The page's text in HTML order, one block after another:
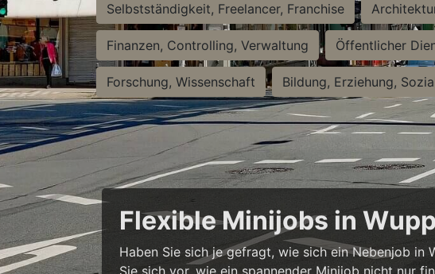
Selbstständigkeit, Freelancer, Franchise
Finanzen, Controlling, Verwaltung Öffentlicher
Forschung, Wissenschaft Bildung, Erziehung,
Flexible Minijobs in
Haben Sie sich je gefragt, wie sich ein Nebenjob in